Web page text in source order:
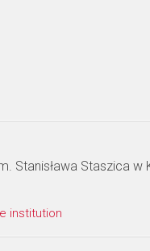
Stanisława Staszica w
institution